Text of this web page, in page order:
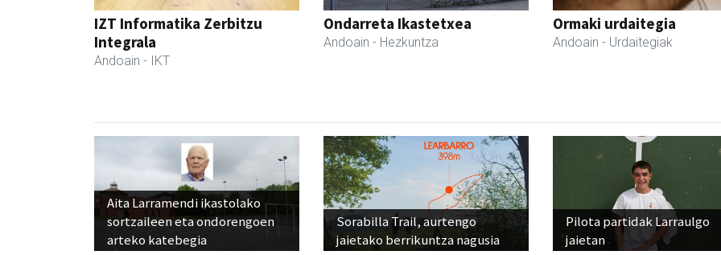
IZT Informatika Zerbitzu
Integrala
Andoain - IKT
Ondarreta Ikastetxea
Andoain - Hezkuntza
Ormaki urdaitegia
Andoain - Urdaitegiak
Aita Larramendi ikastolako
sortzaileen eta ondorengoen
arteko katebegia
Sorabilla Trail, aurtengo
jaietako berrikuntza nagusia
Pilota partidak Larraulgo
jaietan